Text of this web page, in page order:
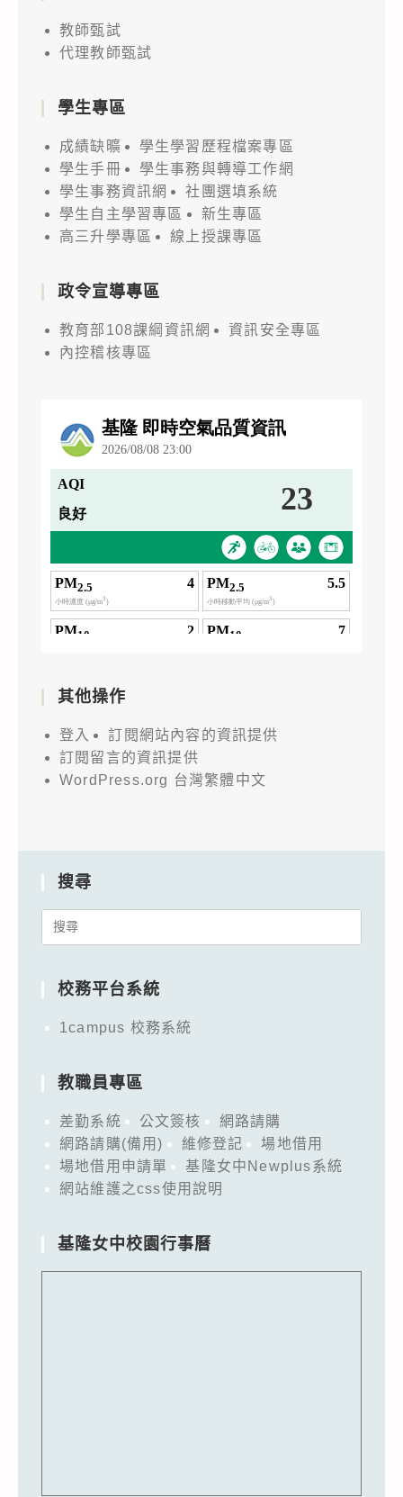
教師甄試
代理教師甄試
學生專區
成績缺曠
學生學習歷程檔案專區
學生手冊
學生事務與轉導工作網
學生事務資訊網
社團選填系統
學生自主學習專區
新生專區
高三升學專區
線上授課專區
政令宣導專區
教育部108課綱資訊網
資訊安全專區
內控稽核專區
其他操作
登入
訂閱網站內容的資訊提供
訂閱留言的資訊提供
WordPress.org 台灣繁體中文
搜尋
Search
校務平台系統
1campus 校務系統
教職員專區
差勤系統 公文簽核
網路請購
網路請購(備用)
維修登記
場地借用
場地借用申請單
基隆女中Newplus系統
網站維護之css使用說明
基隆女中校園行事曆